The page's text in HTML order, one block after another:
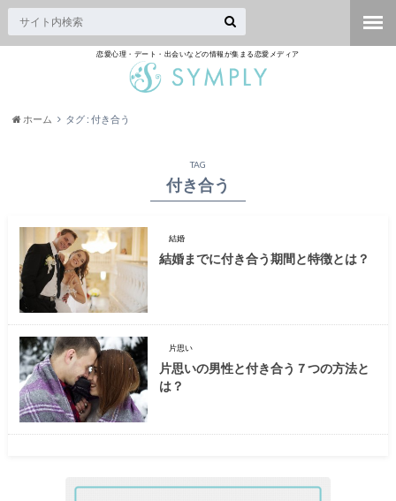
恋愛心理・デート・出会いなどの情報が集まる恋愛メディア
ホーム タグ : 付き合う
TAG
付き合う
結婚
結婚までに付き合う期間と特徴とは？
片思い
片思いの男性と付き合う７つの方法と
は？